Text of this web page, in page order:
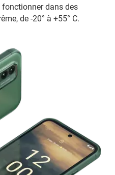
dans des
de -20° à +55° C.